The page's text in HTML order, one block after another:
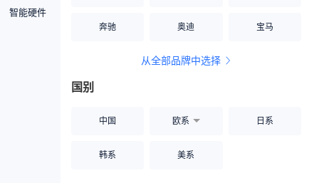
智能硬件
奔驰 奥迪 宝马
从全部品牌中选择
国别
中国 欧系 日系
韩系 美系